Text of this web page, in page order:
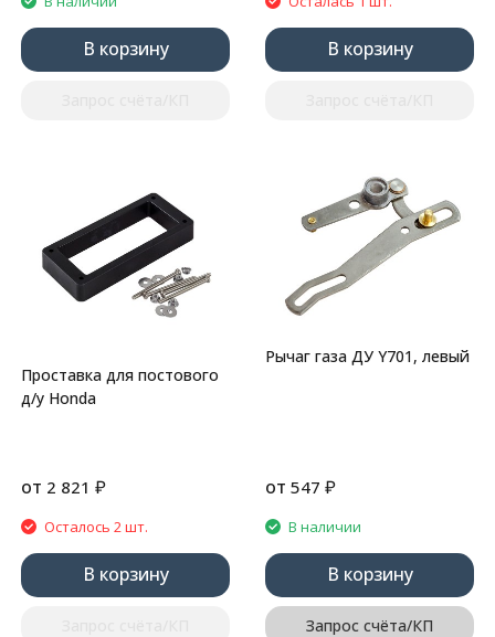
В корзину В корзину
Проставка для постового
д/у Honda
от 2 821 ₽
Осталось 2 шт.
В корзину
Рычаг газа ДУ Y701, левый
от 547 ₽
В наличии
В корзину
Запрос счёта/КП